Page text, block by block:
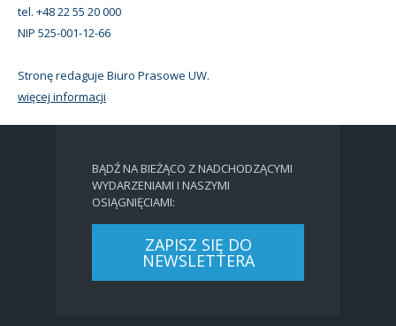
tel. +48 22 55 20 000
NIP 525-001-12-66
Stronę redaguje Biuro Prasowe UW.
więcej informacji
BĄDŹ NA BIEŻĄCO Z NADCHODZĄCYMI
WYDARZENIAMI I NASZYMI
OSIĄGNIĘCIAMI:
ZAPISZ SIĘ DO
NEWSLETTERA